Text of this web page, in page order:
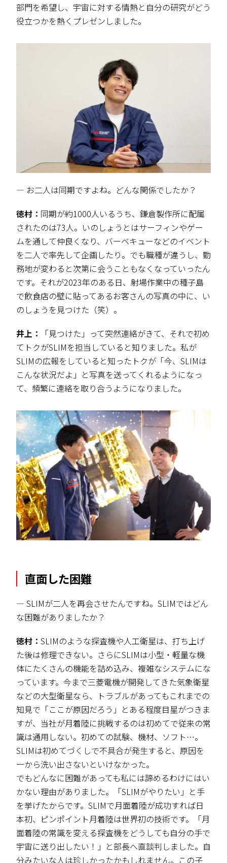
部門を希望し、宇宙に対する情熱と自分の研究がどう
役立つかを熱くプレゼンしました。
― お二人は同期ですよね。どんな関係でしたか？
徳村： 同期が約1000人いるうち、鎌倉製作所に配属
されたのは73人。いのしょうとはサーフィンやゲー
ムを通して仲良くなり、バーベキューなどのイベント
を二人で率先して企画したり。でも職種が違うし、勤
務地が変わると次第に会うこともなくなっていったん
です。それが2023年のある日、射場作業中の種子島
で飲食店の壁に貼ってあるお客さんの写真の中に、い
のしょうを見つけた（笑）。
井上：
「見つけた」って突然連絡がきて、それで初め
てトクがSLIMを担当していると知りました。私が
SLIMの広報をしていると知ったトクが「今、SLIMは
こんな状況だよ」と写真を送ってくれるようになっ
て、頻繁に連絡を取り合うようになりました。
直面した困難
― SLIMが二人を再会させたんですね。SLIMではどん
な困難がありましたか？
徳村： SLIMのような探査機や人工衛星は、打ち上げ
た後は修理できない。さらにSLIMは小型・軽量な機
体にたくさんの機能を詰め込み、複雑なシステムにな
っています。今まで三菱電機が開発してきた気象衛星
などの大型衛星なら、トラブルがあってもこれまでの
知見で「ここが原因だろう」とある程度目星がつきま
すが、当社が月着陸に挑戦するのは初めてで従来の常
識は通用しない。初めての試験、機材、ソフト…。
SLIMは初めてづくしで不具合が発生すると、原因を
一から洗い出さないといけなかった。
でもどんなに困難があっても私には諦めるわけにはい
かない理由がありました。「SLIMがやりたい」と手
を挙げたからです。SLIMで月面着陸が成功すれば日
本初、ピンポイント月着陸は世界初の技術です。「月
面着陸の常識を変える探査機をどうしても自分の手で
宇宙に送り出したい！」と部長へ直談判しました。自
分みたいな人は珍しかったかもしれません。この子